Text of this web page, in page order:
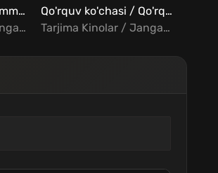
Qo'rquv shahri / Hammaga salom: Birodarlik / Guruhlash: Umumiy yig'ilish Uzbek Tilida
Tarjima Kinolar / Jangari / Drama / Kriminal / Xorij Kinolar Uzbek Tilida
Qo'rquv ko'chasi / Qo'rquv ko'li Uzbek Tilida
Tarjima Kinolar / Jangari / Komediya / Sarguzasht / Triller / Qo'rqinchli / Fantastika / Fentezi / Xorij Kinolar Uzbek Tilida